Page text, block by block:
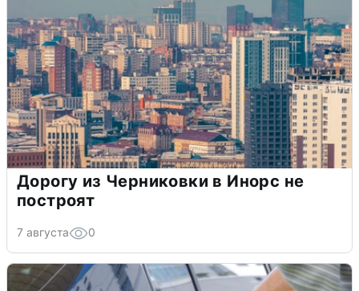
Дорогу из Черниковки в Инорс не
построят
7 августа 0